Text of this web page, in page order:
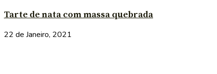
Tarte de nata com massa quebrada
22 de Janeiro, 2021